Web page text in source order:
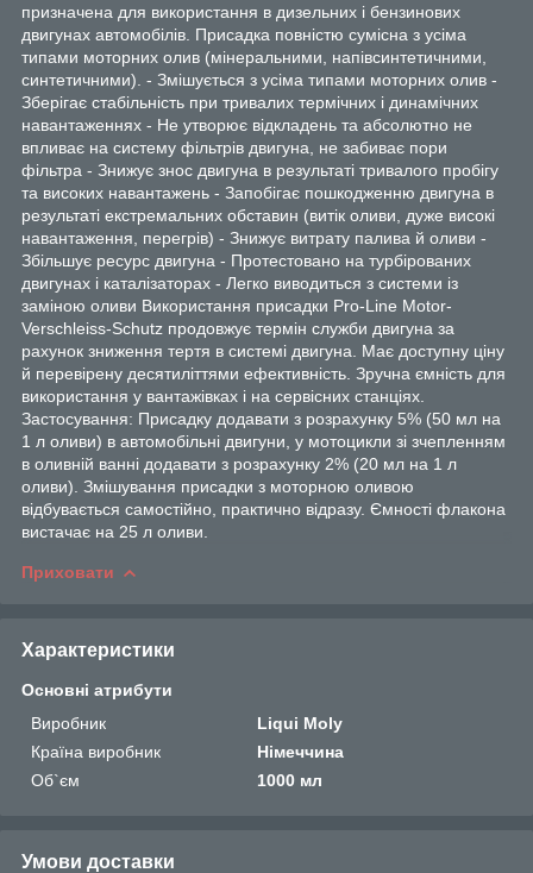
призначена для використання в дизельних і бензинових
двигунах автомобілів. Присадка повністю сумісна з усіма
типами моторних олив (мінеральними, напівсинтетичними,
синтетичними). - Змішується з усіма типами моторних олив -
Зберігає стабільність при тривалих термічних і динамічних
навантаженнях - Не утворює відкладень та абсолютно не
впливає на систему фільтрів двигуна, не забиває пори
фільтра - Знижує знос двигуна в результаті тривалого пробігу
та високих навантажень - Запобігає пошкодженню двигуна в
результаті екстремальних обставин (витік оливи, дуже високі
навантаження, перегрів) - Знижує витрату палива й оливи -
Збільшує ресурс двигуна - Протестовано на турбірованих
двигунах і каталізаторах - Легко виводиться з системи із
заміною оливи Використання присадки Pro-Line Motor-
Verschleiss-Schutz продовжує термін служби двигуна за
рахунок зниження тертя в системі двигуна. Має доступну ціну
й перевірену десятиліттями ефективність. Зручна ємність для
використання у вантажівках і на сервісних станціях.
Застосування: Присадку додавати з розрахунку 5% (50 мл на
1 л оливи) в автомобільні двигуни, у мотоцикли зі зчепленням
в оливній ванні додавати з розрахунку 2% (20 мл на 1 л
оливи). Змішування присадки з моторною оливою
відбувається самостійно, практично відразу. Ємності флакона
вистачає на 25 л оливи.
Приховати
Характеристики
Основні атрибути
Виробник
Liqui Moly
Країна виробник
Німеччина
Об`єм
1000 мл
Умови доставки